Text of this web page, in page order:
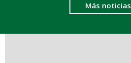
Más noticias